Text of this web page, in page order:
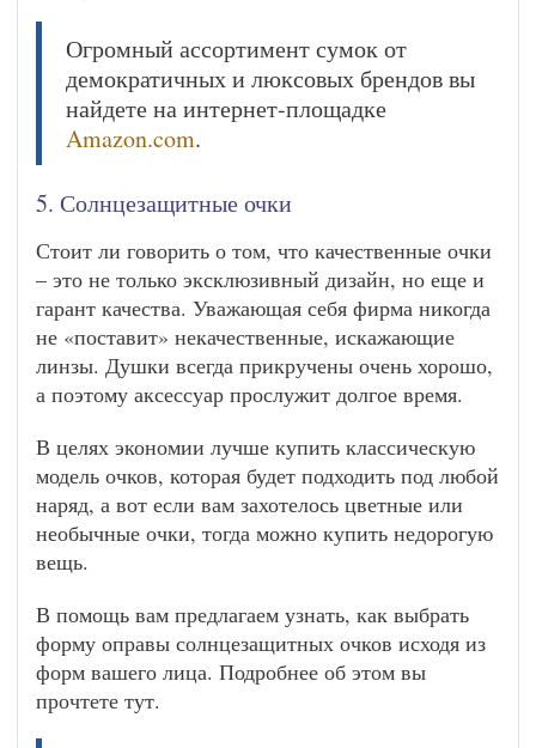
Огромный ассортимент сумок от
демократичных и люксовых брендов вы
найдете на интернет-площадке
Amazon.com.
5. Солнцезащитные очки
Стоит ли говорить о том, что качественные очки
– это не только эксклюзивный дизайн, но еще и
гарант качества. Уважающая себя фирма никогда
не «поставит» некачественные, искажающие
линзы. Душки всегда прикручены очень хорошо,
а поэтому аксессуар прослужит долгое время.
В целях экономии лучше купить классическую
модель очков, которая будет подходить под любой
наряд, а вот если вам захотелось цветные или
необычные очки, тогда можно купить недорогую
вещь.
В помощь вам предлагаем узнать, как выбрать
форму оправы солнцезащитных очков исходя из
форм вашего лица. Подробнее об этом вы
прочтете тут.